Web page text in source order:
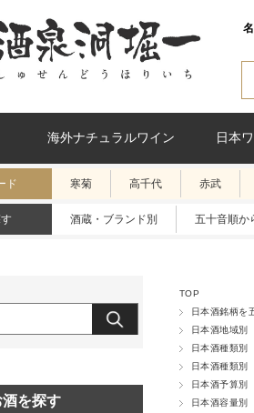
海外ナチュラルワイン 日本
ド 寒菊 高千代 赤武
酒蔵・ブランド別 五十音順か
TOP
日本酒銘柄を
日本酒地域別
日本酒種類別
日本酒種類別
日本酒予算別
日本酒容量別
酒を探す